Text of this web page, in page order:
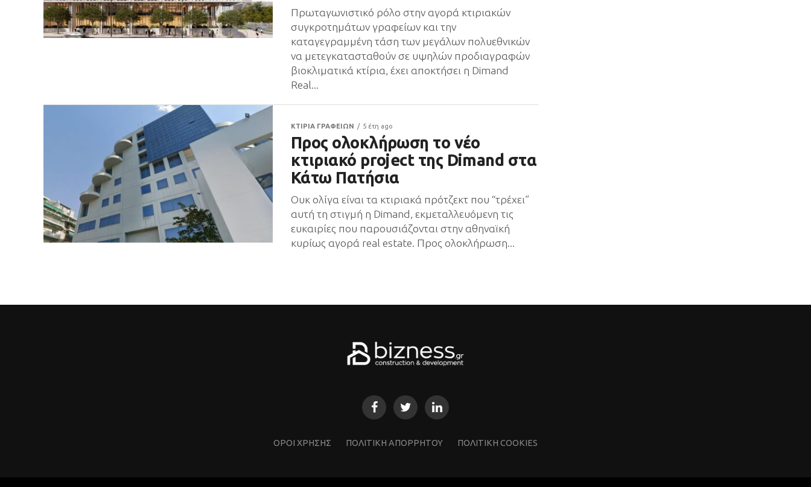
Πρωταγωνιστικό ρόλο στην αγορά κτιριακών
συγκροτημάτων γραφείων και την
καταγεγραμμένη τάση των μεγάλων πολυεθνικών
να μετεγκατασταθούν σε υψηλών προδιαγραφών
βιοκλιματικά κτίρια, έχει αποκτήσει η Dimand
Real...
ΚΤΙΡΙΑ ΓΡΑΦΕΙΩΝ 5 έτη ago
Προς ολοκλήρωση το νέο
κτιριακό project της Dimand στα
Κάτω Πατήσια
Ουκ ολίγα είναι τα κτιριακά πρότζεκτ που “τρέχει”
αυτή τη στιγμή η Dimand, εκμεταλλευόμενη τις
ευκαιρίες που παρουσιάζονται στην αθηναϊκή
κυρίως αγορά real estate. Προς ολοκλήρωση...
ΌΡΟΙ ΧΡΗΣΗΣ ΠΟΛΙΤΙΚΗ ΑΠΟΡΡΗΤΟΥ ΠΟΛΙΤΙΚΗ COOKIES